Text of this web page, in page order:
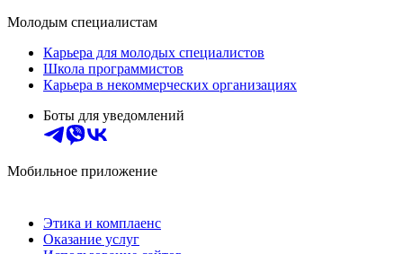
Молодым специалистам
Карьера для молодых специалистов
Школа программистов
Карьера в некоммерческих организациях
Боты для уведомлений
Мобильное приложение
Этика и комплаенс
Оказание услуг